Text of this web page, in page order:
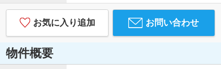
お気に入り追加 お問い合わせ
物件概要